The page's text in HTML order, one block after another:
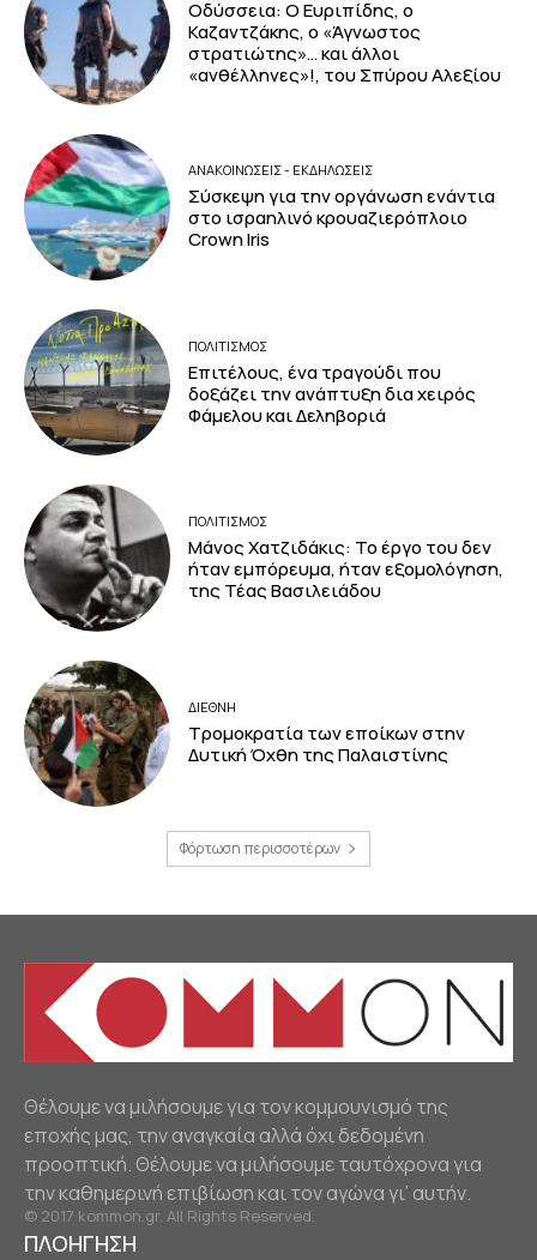
Οδύσσεια: Ο Ευριπίδης, ο
Καζαντζάκης, ο «Άγνωστος
στρατιώτης»… και άλλοι
«ανθέλληνες»!, του Σπύρου Αλεξίου
ΑΝΑΚΟΙΝΩΣΕΙΣ - ΕΚΔΗΛΩΣΕΙΣ
Σύσκεψη για την οργάνωση ενάντια
στο ισραηλινό κρουαζιερόπλοιο
Crown Iris
ΠΟΛΙΤΙΣΜΟΣ
Επιτέλους, ένα τραγούδι που
δοξάζει την ανάπτυξη δια χειρός
Φάμελου και Δεληβοριά
ΠΟΛΙΤΙΣΜΟΣ
Μάνος Χατζιδάκις: Το έργο του δεν
ήταν εμπόρευμα, ήταν εξομολόγηση,
της Τέας Βασιλειάδου
ΔΙΕΘΝΗ
Τρομοκρατία των εποίκων στην
Δυτική Όχθη της Παλαιστίνης
Φόρτωση περισσοτέρων
Θέλουμε να μιλήσουμε για τον κομμουνισμό της
εποχής μας, την αναγκαία αλλά όχι δεδομένη
προοπτική. Θέλουμε να μιλήσουμε ταυτόχρονα για
την καθημερινή επιβίωση και τον αγώνα γι’ αυτήν.
© 2017 kommon.gr. All Rights Reserved.
ΠΛΟΗΓΗΣΗ